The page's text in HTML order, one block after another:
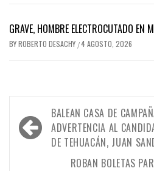
GRAVE, HOMBRE ELECTROCUTADO EN
BYROBERTO DESACHY /4 AGOSTO, 2026
Navegación
de
entradas
BALEAN CASA DE
ADVERTENCIA AL
DE TEHUACÁN, JUAN
ROBAN BOLETAS